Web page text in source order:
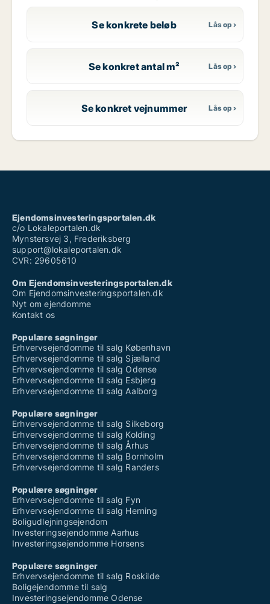
Se konkrete beløb
Se konkret antal m²
Se konkret vejnummer
Ejendomsinvesteringsportalen.dk
c/o Lokaleportalen.dk
Mynstersvej 3, Frederiksberg
support@lokaleportalen.dk
CVR: 29605610
Om Ejendomsinvesteringsportalen.dk
Om Ejendomsinvesteringsportalen.dk
Nyt om ejendomme
Kontakt os
Populære søgninger
Erhvervsejendomme til salg København
Erhvervsejendomme til salg Sjælland
Erhvervsejendomme til salg Odense
Erhvervsejendomme til salg Esbjerg
Erhvervsejendomme til salg Aalborg
Populære søgninger
Erhvervsejendomme til salg Silkeborg
Erhvervsejendomme til salg Kolding
Erhvervsejendomme til salg Århus
Erhvervsejendomme til salg Bornholm
Erhvervsejendomme til salg Randers
Populære søgninger
Erhvervsejendomme til salg Fyn
Erhvervsejendomme til salg Herning
Boligudlejningsejendom
Investeringsejendomme Aarhus
Investeringsejendomme Horsens
Populære søgninger
Erhvervsejendomme til salg Roskilde
Boligejendomme til salg
Investeringsejendomme Odense